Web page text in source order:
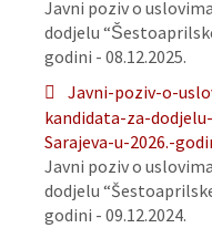
Javni poziv o
dodjelu
godini - 08.12.2025.
Javni-poziv-o-
kandidata-za-
Sarajeva-u-2026.-
Javni poziv o
dodjelu
godini - 09.12.2024.